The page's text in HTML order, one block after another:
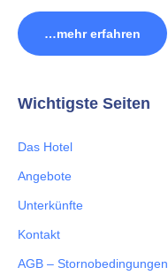
…mehr erfahren
Wichtigste Seiten
Das Hotel
Angebote
Unterkünfte
Kontakt
AGB – Stornobedingungen